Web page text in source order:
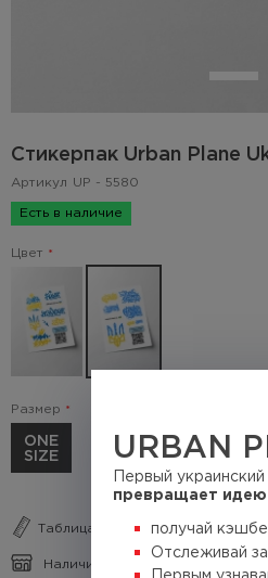
URBAN
Первый украинский
превращает
получай
Отслеживай
Стикерпак Urban Plane
Артикул UP - 5580
Есть в наличие
Цвет
Размер
ONE
SIZE
Таблица размеров
Наличие в магазинах